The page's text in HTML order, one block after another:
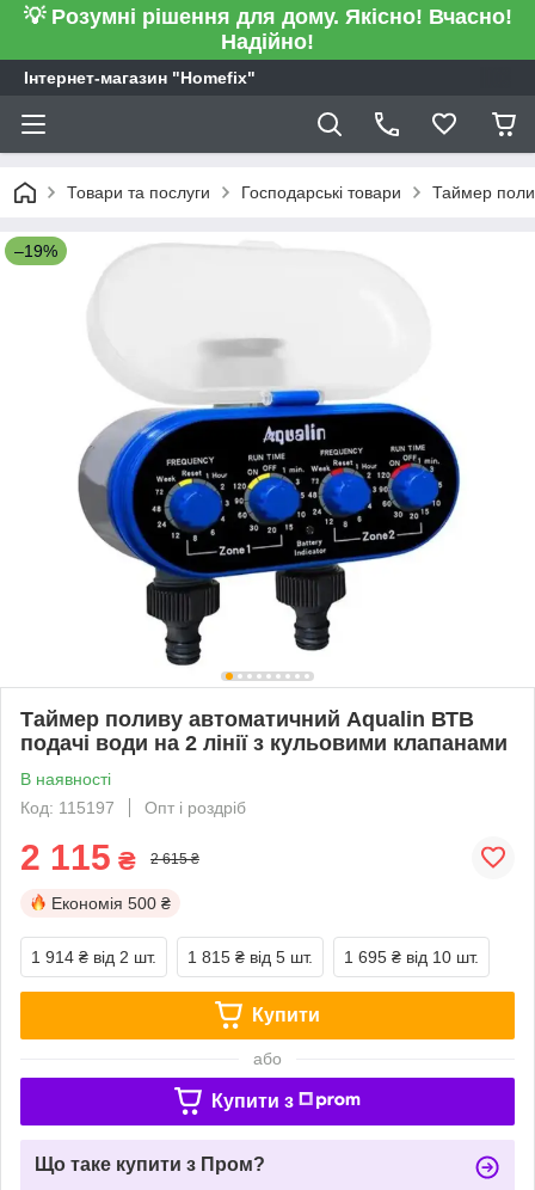
💡 Розумні рішення для дому. Якісно! Вчасно!
Надійно!
Інтернет-магазин "Homefix"
Товари та послуги Господарські товари Таймер
–19%
Таймер поливу автоматичний Aqualin ВТВ
подачі води на 2 лінії з кульовими клапанами
В наявності
Код: 115197
Опт і роздріб
2 115 ₴ 2 615 ₴
Економія 500 ₴
1 914 ₴ від 2 шт. 1 815 ₴ від 5 шт. 1 695 ₴ від 10 шт.
Купити
або
Купити з
Що таке купити з Пром?